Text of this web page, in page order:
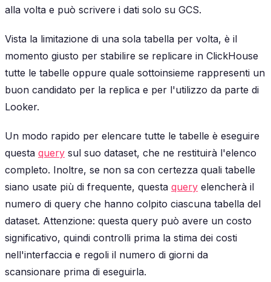
alla volta e può scrivere i dati solo su GCS.
Vista la limitazione di una sola tabella per volta, è il
momento giusto per stabilire se replicare in ClickHouse
tutte le tabelle oppure quale sottoinsieme rappresenti un
buon candidato per la replica e per l'utilizzo da parte di
Looker.
Un modo rapido per elencare tutte le tabelle è eseguire
questa query sul suo dataset, che ne restituirà l'elenco
completo. Inoltre, se non sa con certezza quali tabelle
siano usate più di frequente, questa query elencherà il
numero di query che hanno colpito ciascuna tabella del
dataset. Attenzione: questa query può avere un costo
significativo, quindi controlli prima la stima dei costi
nell'interfaccia e regoli il numero di giorni da
scansionare prima di eseguirla.